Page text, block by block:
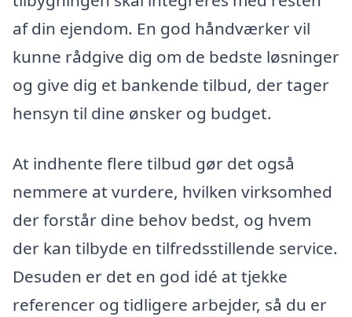
af din ejendom. En god håndværker vil
kunne rådgive dig om de bedste løsninger
og give dig et bankende tilbud, der tager
hensyn til dine ønsker og budget.
At indhente flere tilbud gør det også
nemmere at vurdere, hvilken virksomhed
der forstår dine behov bedst, og hvem
der kan tilbyde en tilfredsstillende service.
Desuden er det en god idé at tjekke
referencer og tidligere arbejder, så du er